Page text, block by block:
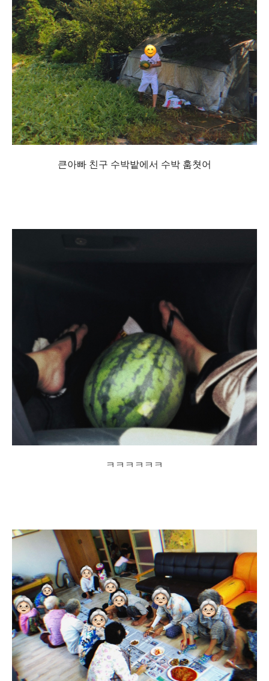
큰아빠 친구 수박밭에서 수박 훔쳣어
ㅋㅋㅋㅋㅋㅋ